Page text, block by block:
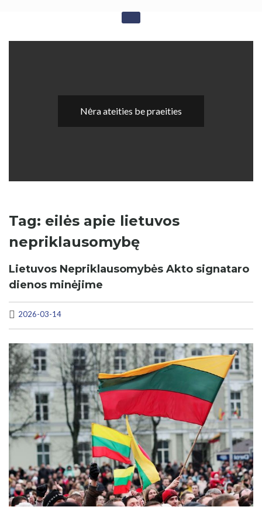
Sovietika - Sovietinės
Nėra ateities be praeities
Tag: eilės apie lietuvos
nepriklausomybę
Lietuvos Nepriklausomybės Akto signataro
dienos minėjime
2026-03-14